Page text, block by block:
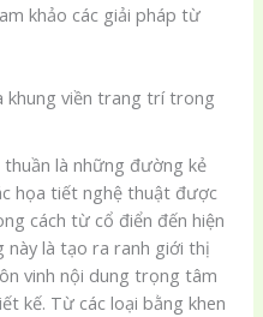
khảo các giải pháp từ
khung viền trang trí trong
là những đường kẻ
họa tiết nghệ thuật được
cách từ cổ điển đến hiện
này là tạo ra ranh giới thị
vinh nội dung trọng tâm
kế. Từ các loại bằng khen